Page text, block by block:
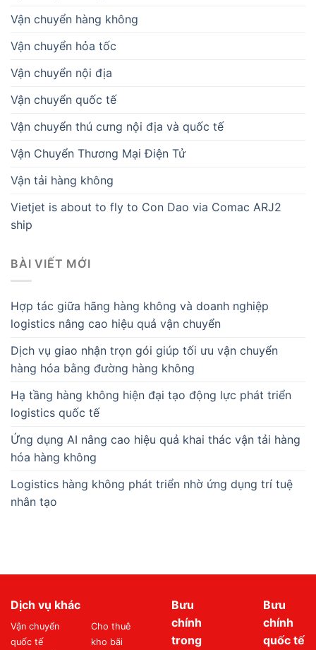
Vận chuyển hàng không
Vận chuyển hỏa tốc
Vận chuyển nội địa
Vận chuyển quốc tế
Vận chuyển thú cưng nội địa và quốc tế
Vận Chuyển Thương Mại Điện Tử
Vận tải hàng không
Vietjet is about to fly to Con Dao via Comac ARJ2
ship
BÀI VIẾT MỚI
Hợp tác giữa hãng hàng không và doanh nghiệp
logistics nâng cao hiệu quả vận chuyển
Dịch vụ giao nhận trọn gói giúp tối ưu vận chuyển
hàng hóa bằng đường hàng không
Hạ tầng hàng không hiện đại tạo động lực phát triển
logistics quốc tế
Ứng dụng AI nâng cao hiệu quả khai thác vận tải hàng
hóa hàng không
Logistics hàng không phát triển nhờ ứng dụng trí tuệ
nhân tạo
Dịch vụ khác
Vận chuyển
quốc tế
Cho thuê
kho bãi
Bưu
chính
trong
Bưu
chính
quốc tế